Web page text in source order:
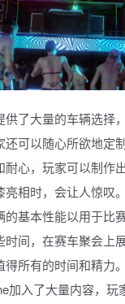
供了大量的车辆选择
还可以随心所欲地定
耐心，玩家可以制作
亮相时，会让人惊叹
的基本性能以用于比
时间，在赛车聚会上
得所有的时间和精力
加入了大量内容，玩